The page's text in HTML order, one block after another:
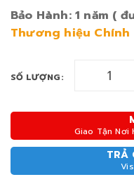
Bảo Hành: 1 năm (
Thương hiệu Chính
SỐ LƯỢNG:
Giao Tận Nơi
TRẢ